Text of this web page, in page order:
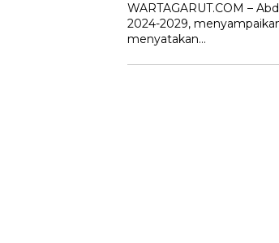
WARTAGARUT.COM –
2024-2029,
menyatakan…